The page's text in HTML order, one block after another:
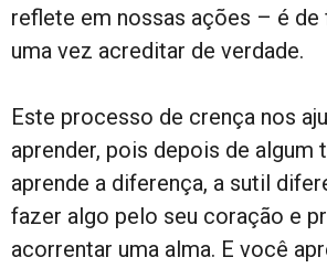
reflete em nossas ações – é de
uma vez acreditar de verdade.
Este processo de crença nos
aprender, pois depois de algum
aprende a diferença, a sutil
fazer algo pelo seu coração e
acorrentar uma alma. E você